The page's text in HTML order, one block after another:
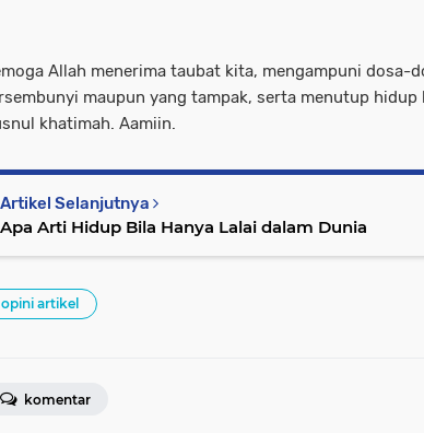
Allah menerima taubat kita, mengampuni dosa-
maupun yang tampak, serta menutup hidup
khatimah. Aamiin.
Artikel Selanjutnya
Apa Arti Hidup Bila Hanya Lalai dalam Dunia
opini artikel
komentar